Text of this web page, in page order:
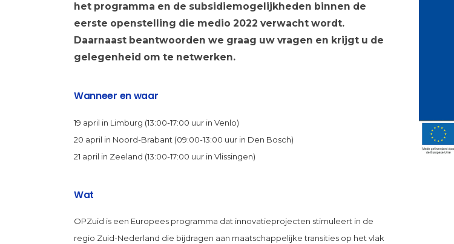
het programma en de subsidiemogelijkheden binnen de
eerste openstelling die medio 2022 verwacht wordt.
Daarnaast beantwoorden we graag uw vragen en krijgt u de
gelegenheid om te netwerken.
Wanneer en waar
19 april in Limburg (13:00-17:00 uur in Venlo)
20 april in Noord-Brabant (09:00-13:00 uur in Den Bosch)
21 april in Zeeland (13:00-17:00 uur in Vlissingen)
Wat
OPZuid is een Europees programma dat innovatieprojecten stimuleert in de
regio Zuid-Nederland die bijdragen aan maatschappelijke transities op het vlak